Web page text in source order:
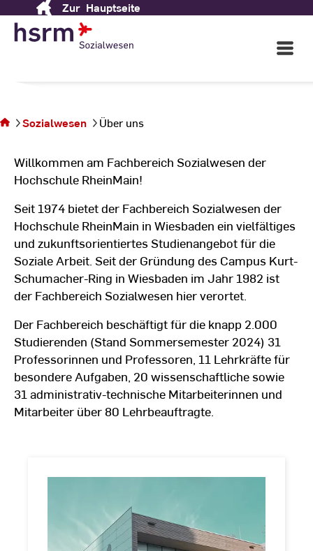
Content
Zur Hauptseite
Open
Main
in Wiesbaden
der
uns
Sozialwesen Über uns
Willkommen am Fachbereich Sozialwesen der
Hochschule RheinMain!
Seit 1974 bietet der Fachbereich Sozialwesen der
Hochschule RheinMain in Wiesbaden ein vielfältiges
und zukunftsorientiertes Studienangebot für die
Soziale Arbeit. Seit der Gründung des Campus Kurt-
Schumacher-Ring in Wiesbaden im Jahr 1982 ist
der Fachbereich Sozialwesen hier verortet.
Der Fachbereich beschäftigt für die knapp 2.000
Studierenden (Stand Sommersemester 2024) 31
Professorinnen und Professoren, 11 Lehrkräfte für
besondere Aufgaben, 20 wissenschaftliche sowie
31 administrativ-technische Mitarbeiterinnen und
Mitarbeiter über 80 Lehrbeauftragte.